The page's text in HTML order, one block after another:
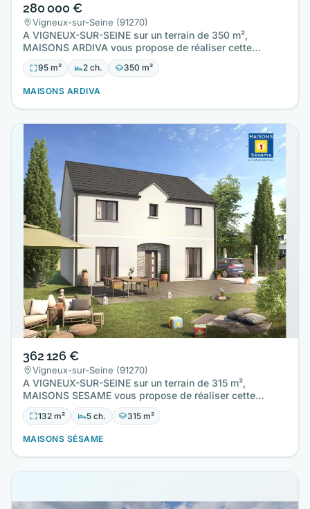
280 000 €
Vigneux-sur-Seine (91270)
A VIGNEUX-SUR-SEINE sur un terrain de 350 m²,
MAISONS ARDIVA vous propose de réaliser cette
maison neuve d'une surface…
95 m² 2 ch. 350 m²
MAISONS ARDIVA
362 126 €
Vigneux-sur-Seine (91270)
A VIGNEUX-SUR-SEINE sur un terrain de 315 m²,
MAISONS SESAME vous propose de réaliser cette
maison neuve d'une surface…
132 m² 5 ch. 315 m²
MAISONS SÉSAME